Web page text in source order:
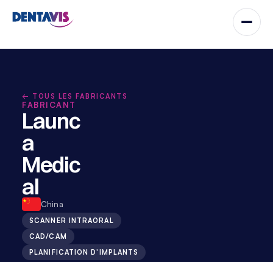
← TOUS LES FABRICANTS
FABRICANT
Launc
a
Medic
al
China
SCANNER INTRAORAL
CAD/CAM
PLANIFICATION D'IMPLANTS